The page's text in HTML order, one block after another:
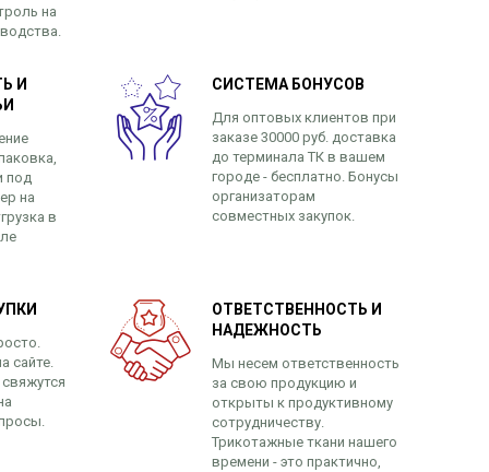
на
И
под
на
в
СИСТЕМА БОНУСОВ
Для оптовых клиентов при
заказе 30000 руб. доставка
до терминала ТК в вашем
городе - бесплатно. Бонусы
организаторам
совместных закупок.
сайте.
ОТВЕТСТВЕННОСТЬ И
НАДЕЖНОСТЬ
Мы несем ответственность
за свою продукцию и
открыты к продуктивному
сотрудничеству.
Трикотажные ткани нашего
времени - это практично,